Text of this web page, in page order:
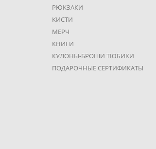
РЮКЗАКИ
КИСТИ
МЕРЧ
КНИГИ
КУЛОНЫ-БРОШИ ТЮБИКИ
ПОДАРОЧНЫЕ СЕРТИФИКАТЫ